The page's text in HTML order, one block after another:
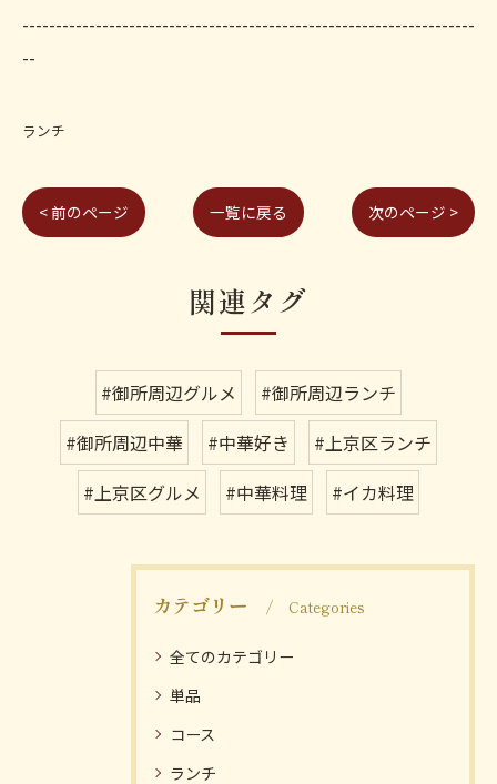
--------------------------------------------------------------------
--
ランチ
< 前のページ 一覧に戻る 次のページ >
関連タグ
#御所周辺グルメ
#御所周辺ランチ
#御所周辺中華
#中華好き
#上京区ランチ
#上京区グルメ
#中華料理 #イカ料理
カテゴリー Categories
全てのカテゴリー
単品
コース
ランチ